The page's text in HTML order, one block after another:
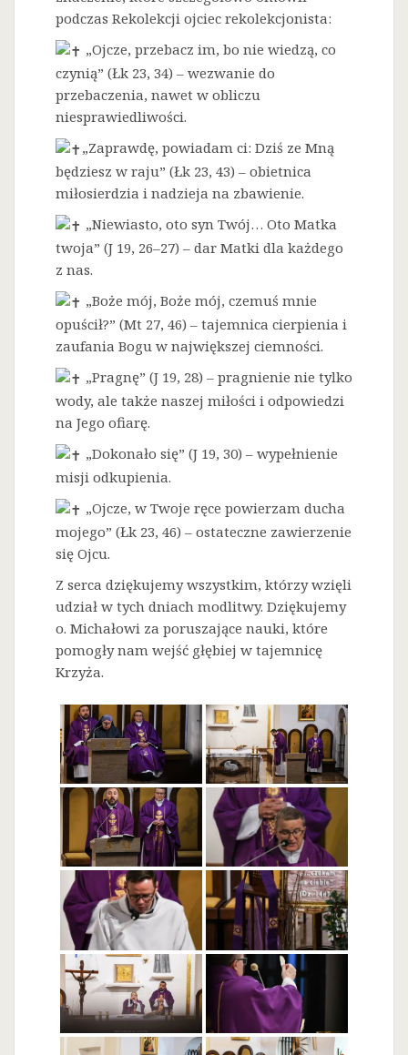
podczas Rekolekcji ojciec rekolekcjonista:
„Ojcze, przebacz im, bo nie wiedzą, co
czynią” (Łk 23, 34) – wezwanie do
przebaczenia, nawet w obliczu
niesprawiedliwości.
„Zaprawdę, powiadam ci: Dziś ze Mną
będziesz w raju” (Łk 23, 43) – obietnica
miłosierdzia i nadzieja na zbawienie.
„Niewiasto, oto syn Twój… Oto Matka
twoja” (J 19, 26–27) – dar Matki dla każdego
z nas.
„Boże mój, Boże mój, czemuś mnie
opuścił?” (Mt 27, 46) – tajemnica cierpienia i
zaufania Bogu w największej ciemności.
„Pragnę” (J 19, 28) – pragnienie nie tylko
wody, ale także naszej miłości i odpowiedzi
na Jego ofiarę.
„Dokonało się” (J 19, 30) – wypełnienie
misji odkupienia.
„Ojcze, w Twoje ręce powierzam ducha
mojego” (Łk 23, 46) – ostateczne zawierzenie
się Ojcu.
Z serca dziękujemy wszystkim, którzy wzięli
udział w tych dniach modlitwy. Dziękujemy
o. Michałowi za poruszające nauki, które
pomogły nam wejść głębiej w tajemnicę
Krzyża.